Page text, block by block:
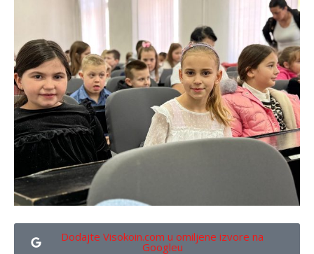
Dodajte Visokoin.com u omiljene izvore na
Googleu